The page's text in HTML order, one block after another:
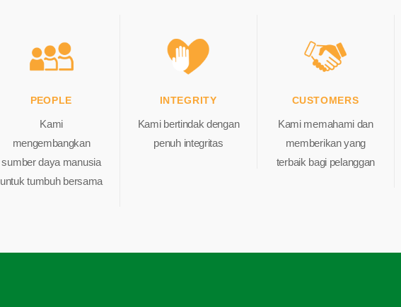
PEOPLE
Kami
mengembangkan
sumber daya manusia
untuk tumbuh bersama
INTEGRITY
Kami bertindak dengan
penuh integritas
CUSTOMERS
Kami memahami dan
memberikan yang
terbaik bagi pelanggan